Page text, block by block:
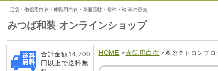
足袋・僧侶用白衣・神職用白衣・草履雪駄・襦袢・袴 等の販売
みつば和装 オンラインショップ
HOME >寺院用白衣 >双糸テトロンブロ
合計金額18,700
円以上で送料無